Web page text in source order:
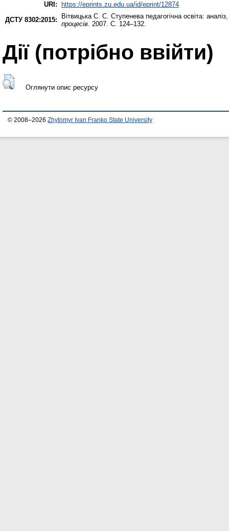
URI:
https://eprints.zu.edu.ua/id/eprint/12874
ДСТУ 8302:2015:
Вітвицька С. С. Ступенева педагогічна освіта:
процесів. 2007. С. 124–132.
Дії ​​(потрібно ввійти)
Оглянути опис ресурсу
© 2008–2026 Zhytomyr Ivan Franko State University